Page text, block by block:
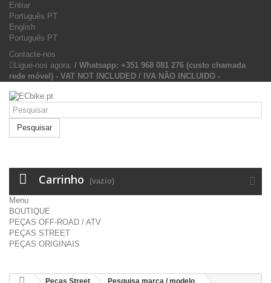
Entrar
Português PT
English
Português PT
Contacte-nos
Ligue-nos agora: / Whatsapp: +351 968 081 276 (custo chamada
rede móvel) - VAT NOT INCLUDED / IVA NÃO INCLUIDO -
Pesquisar
Carrinho (vazio)
Menu
BOUTIQUE
PEÇAS OFF-ROAD / ATV
PEÇAS STREET
PEÇAS ORIGINAIS
Peças Street
Pesquisa marca / modelo